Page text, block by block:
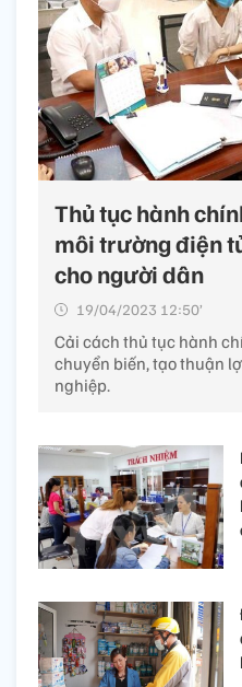
Thủ tục hành
môi trường điện
cho người dân
19/04/2023 12:50’
Cải cách thủ tục hành
chuyển biến, tạo thuận
nghiệp.